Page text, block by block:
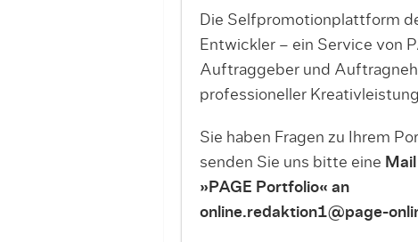
Die Selfpromotionplattform
Entwickler – ein Service von
Auftraggeber und
professioneller
Sie haben Fragen zu Ihrem
senden Sie uns bitte eine
»PAGE Portfolio« an
online.redaktion1@page-